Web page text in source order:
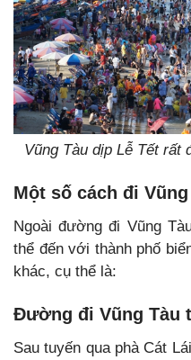
Vũng Tàu dịp Lễ Tết rất
Một số cách đi
Ngoài đường đi Vũng
thể đến với thành phố
khác, cụ thể là:
Đường đi Vũng Tàu
Sau tuyến qua phà Cát